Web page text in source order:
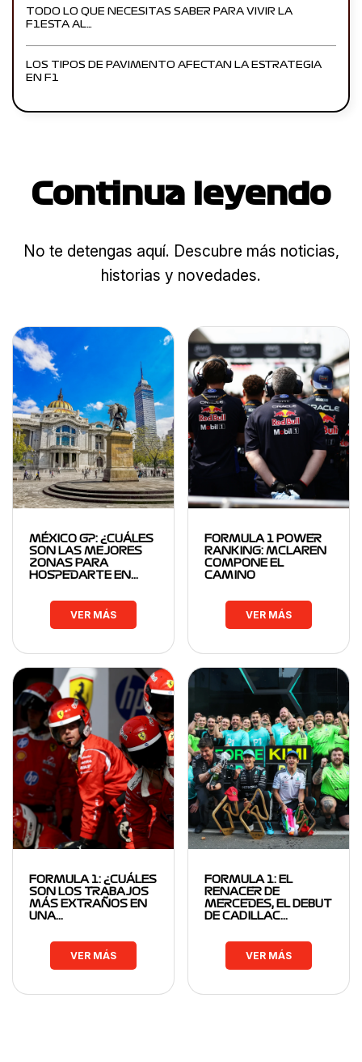
TODO LO QUE NECESITAS SABER PARA VIVIR LA
F1ESTA AL…
LOS TIPOS DE PAVIMENTO AFECTAN LA ESTRATEGIA
EN F1
Continua leyendo
No te detengas aquí. Descubre más noticias,
historias y novedades.
MÉXICO GP: ¿CUÁLES
SON LAS MEJORES
ZONAS PARA
HOSPEDARTE EN…
VER MÁS
FORMULA 1 POWER
RANKING: MCLAREN
COMPONE EL
CAMINO
VER MÁS
FORMULA 1: ¿CUÁLES
SON LOS TRABAJOS
MÁS EXTRAÑOS EN
UNA…
VER MÁS
FORMULA 1: EL
RENACER DE
MERCEDES, EL DEBUT
DE CADILLAC…
VER MÁS